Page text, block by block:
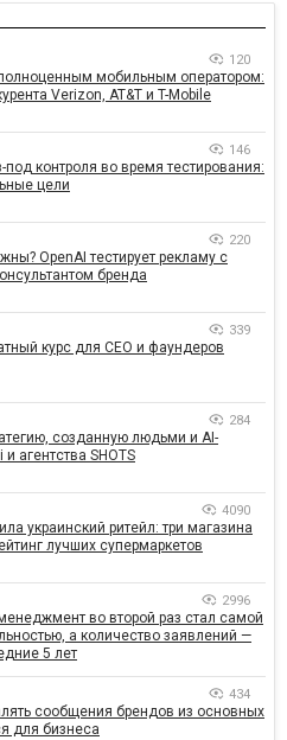
120
полноценным мобильным оператором:
Verizon, AT&T и T-Mobile
146
контроля во время тестирования:
цели
220
OpenAI тестирует рекламу с
бренда
339
курс для CEO и фаундеров
284
созданную людьми и AI-
агентства SHOTS
4090
украинский ритейл: три магазина
лучших супермаркетов
2996
во второй раз стал самой
а количество заявлений —
5 лет
434
сообщения брендов из основных
для бизнеса